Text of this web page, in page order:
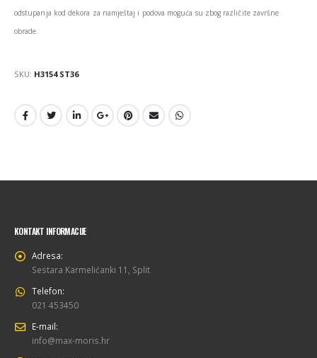
odstupanja kod dekora za namještaj i podova moguća su zbog različite završne
obrade.
SKU: H3154 ST36
KONTAKT INFORMACIJE
Adresa:
Sestara Karmelićanki 11, Split
Telefon:
021 453450
E-mail:
info@max-moris.hr